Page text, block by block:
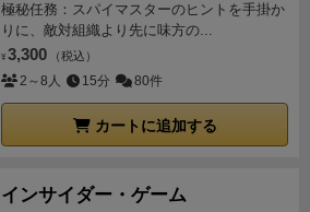
極秘任務：スパイマスターのヒントを手掛か
りに、敵対組織より先に味方の...
¥ 3,300 （税込）
2～8人 15分 80件
カートに追加する
インサイダー・ゲーム